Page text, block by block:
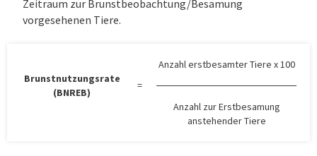
Zeitraum zur Brunstbeobachtung/Besamung
vorgesehenen Tiere.
Anzahl erstbesamter Tiere x 100
Brunstnutzungsrate
(BNREB)
=
Anzahl zur Erstbesamung
anstehender Tiere